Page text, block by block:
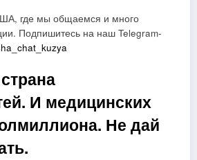
где мы общаемся и много
Подпишитесь на наш Telegram-
И медицинских
Не дай